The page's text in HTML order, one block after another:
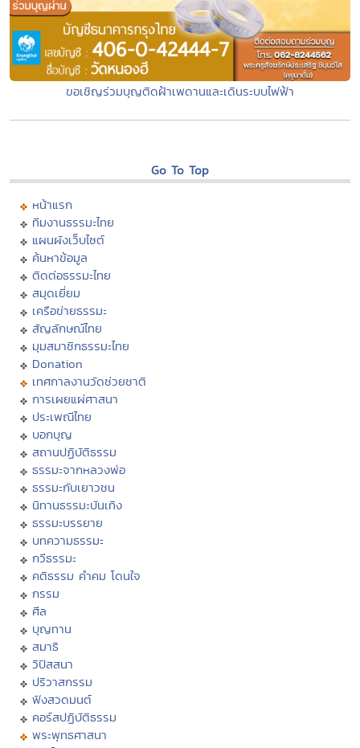
ขอเชิญร่วมบุญติดฝ้าเพดานและเดินระบบไฟฟ้า
Go To Top
หน้าแรก
ทีมงานธรรมะไทย
แผนผังเว็บไซต์
ค้นหาข้อมูล
ติดต่อธรรมะไทย
สมุดเยี่ยม
เครือข่ายธรรมะ
สัญลักษณ์ไทย
มุมสมาชิกธรรมะไทย
Donation
เทศกาลงานวัดช่วยชาติ
การเผยแผ่ศาสนา
ประเพณีไทย
บอกบุญ
สถานปฏิบัติธรรม
ธรรมะจากหลวงพ่อ
ธรรมะกับเยาวชน
นิทานธรรมะบันเทิง
ธรรมะบรรยาย
บทความธรรมะ
กวีธรรมะ
คติธรรม คำคม โดนใจ
กรรม
ศีล
บุญทาน
สมาธิ
วิปัสสนา
ปริวาสกรรม
ฟังสวดมนต์
คอร์สปฏิบัติธรรม
พระพุทธศาสนา